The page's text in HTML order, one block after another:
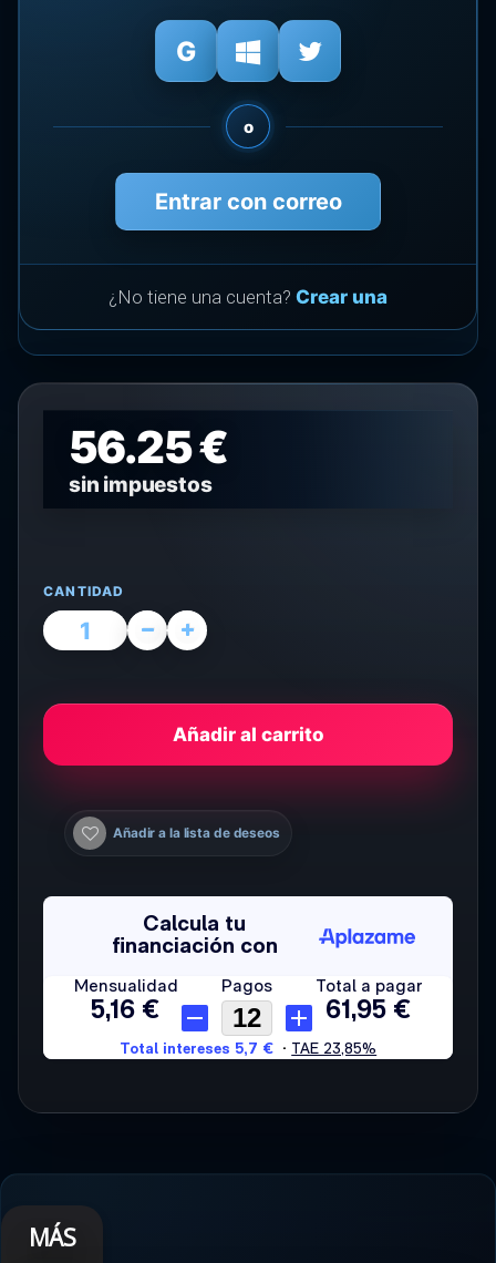
o
Entrar con correo
¿No tiene una cuenta? Crear una
56.25 €
sin impuestos
CANTIDAD
Añadir al carrito
Añadir a la lista de deseos
MÁS